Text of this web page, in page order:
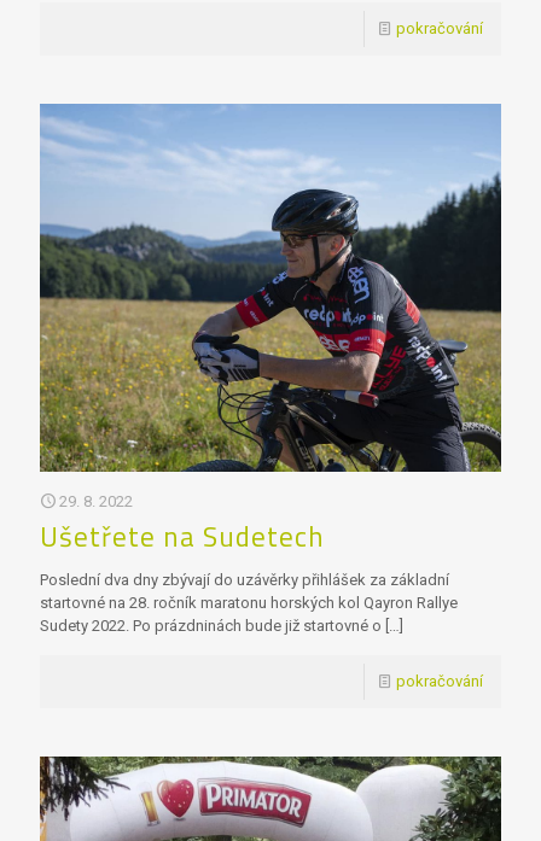
pokračování
29. 8. 2022
Ušetřete na Sudetech
Poslední dva dny zbývají do uzávěrky přihlášek za základní
startovné na 28. ročník maratonu horských kol Qayron Rallye
Sudety 2022. Po prázdninách bude již startovné o […]
pokračování